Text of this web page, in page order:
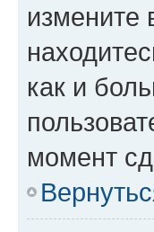
измените
как и
момент